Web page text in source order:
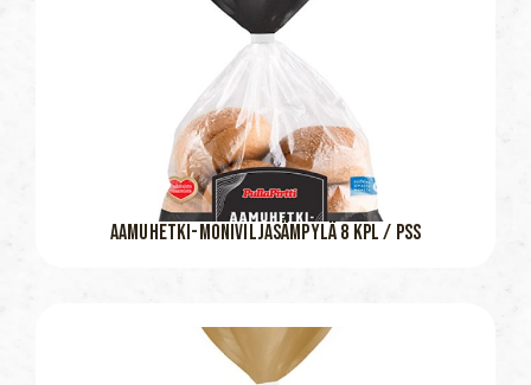
AAMUHETKI-MONIVILJASÄMPYLÄ 8 KPL / PSS